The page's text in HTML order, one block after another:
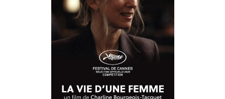
Contacts / Accès
Téléchargements